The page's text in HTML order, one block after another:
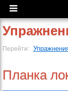
Перейти:
Планка